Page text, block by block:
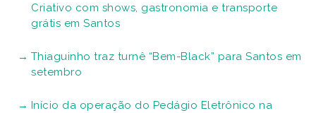
Criativo com shows, gastronomia e transporte
grátis em Santos
Thiaguinho traz turnê “Bem-Black” para Santos em
setembro
Início da operação do Pedágio Eletrônico na